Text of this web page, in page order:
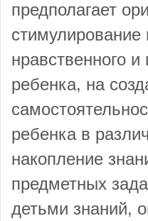
предполагает
нравственного
ребенка, на
ребенка в
накопление
предметных
детьми знаний,